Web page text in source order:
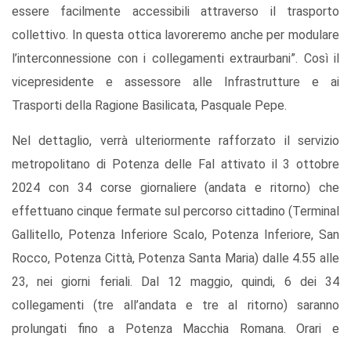
essere facilmente accessibili attraverso il trasporto
collettivo. In questa ottica lavoreremo anche per modulare
l’interconnessione con i collegamenti extraurbani”. Così il
vicepresidente e assessore alle Infrastrutture e ai
Trasporti della Ragione Basilicata, Pasquale Pepe.
Nel dettaglio, verrà ulteriormente rafforzato il servizio
metropolitano di Potenza delle Fal attivato il 3 ottobre
2024 con 34 corse giornaliere (andata e ritorno) che
effettuano cinque fermate sul percorso cittadino (Terminal
Gallitello, Potenza Inferiore Scalo, Potenza Inferiore, San
Rocco, Potenza Città, Potenza Santa Maria) dalle 4.55 alle
23, nei giorni feriali. Dal 12 maggio, quindi, 6 dei 34
collegamenti (tre all’andata e tre al ritorno) saranno
prolungati fino a Potenza Macchia Romana. Orari e